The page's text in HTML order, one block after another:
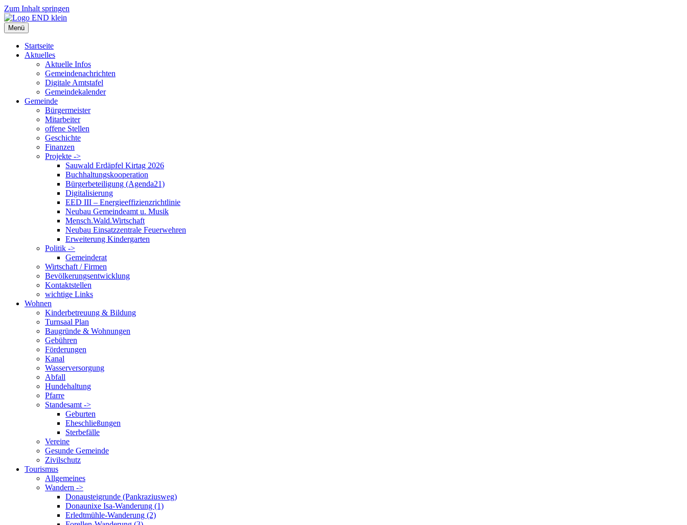
Zum Inhalt springen
Menü
Startseite
Aktuelles
Aktuelle Infos
Gemeindenachrichten
Digitale Amtstafel
Gemeindekalender
Gemeinde
Bürgermeister
Mitarbeiter
offene Stellen
Geschichte
Finanzen
Projekte ->
Sauwald Erdäpfel Kirtag 2026
Buchhaltungskooperation
Bürgerbeteiligung (Agenda21)
Digitalisierung
EED III – Energieeffizienzrichtlinie
Neubau Gemeindeamt u. Musik
Mensch.Wald.Wirtschaft
Neubau Einsatzzentrale Feuerwehren
Erweiterung Kindergarten
Politik ->
Gemeinderat
Wirtschaft / Firmen
Bevölkerungsentwicklung
Kontaktstellen
wichtige Links
Wohnen
Kinderbetreuung & Bildung
Turnsaal Plan
Baugründe & Wohnungen
Gebühren
Förderungen
Kanal
Wasserversorgung
Abfall
Hundehaltung
Pfarre
Standesamt ->
Geburten
Eheschließungen
Sterbefälle
Vereine
Gesunde Gemeinde
Zivilschutz
Tourismus
Allgemeines
Wandern ->
Donausteigrunde (Pankraziusweg)
Donaunixe Isa-Wanderung (1)
Erledtmühle-Wanderung (2)